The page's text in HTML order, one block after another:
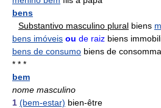
bens
Substantivo masculino plural biens
bens imóveis ou de raiz biens
bens de consumo biens de
* * *
bem
nome masculino
1 (bem-estar) bien-être